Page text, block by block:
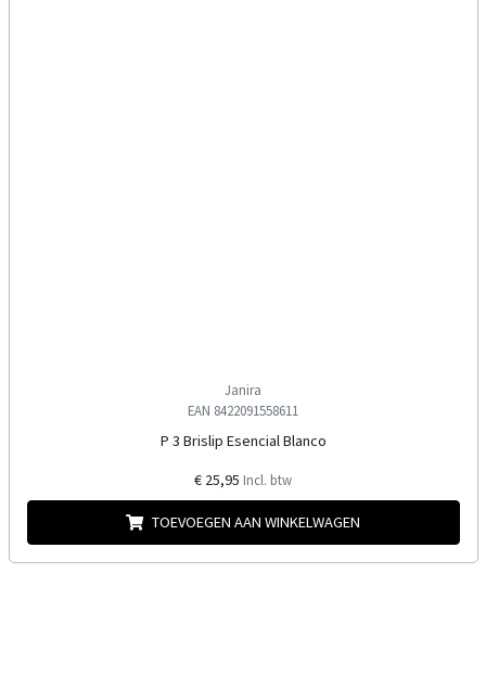
Janira
EAN 8422091558611
P 3 Brislip Esencial Blanco
€ 25,95 Incl. btw
TOEVOEGEN AAN WINKELWAGEN